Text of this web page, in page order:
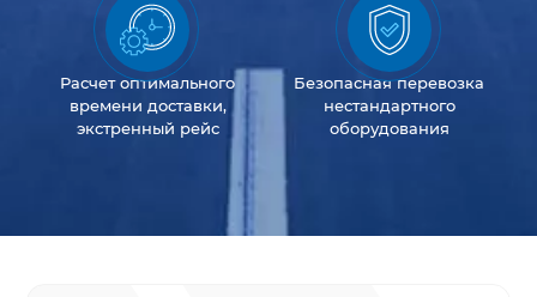
Расчет оптимального
времени доставки,
экстренный рейс
Безопасная перевозка
нестандартного
оборудования